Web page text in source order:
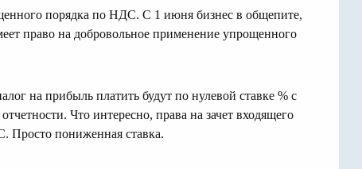
порядка по НДС. С 1 июня бизнес в общепите,
право на добровольное применение упрощенного
на прибыль платить будут по нулевой ставке % с
Что интересно, права на зачет входящего
Просто пониженная ставка.